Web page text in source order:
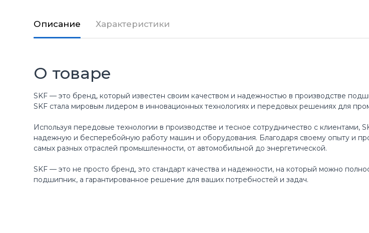
Описание Характеристики
О товаре
SKF — это бренд, который известен своим качеством и надежностью в производстве
SKF стала мировым лидером в инновационных технологиях и передовых решениях для
Используя передовые технологии в производстве и тесное сотрудничество с
надежную и бесперебойную работу машин и оборудования. Благодаря своему опыту и
самых разных отраслей промышленности, от автомобильной до энергетической.
SKF — это не просто бренд, это стандарт качества и надежности, на который можно
подшипник, а гарантированное решение для ваших потребностей и задач.